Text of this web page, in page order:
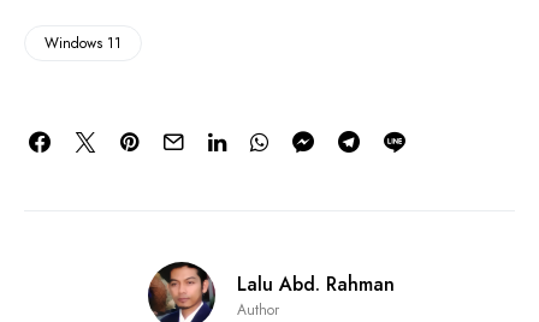
Windows 11
Lalu Abd. Rahman
Author